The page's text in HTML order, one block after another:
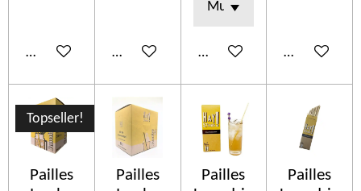
In den WarenkorbIn den WarenkorbIn den WarenkorbIn den
Topseller!
Pailles
Pailles
Pailles
Pailles